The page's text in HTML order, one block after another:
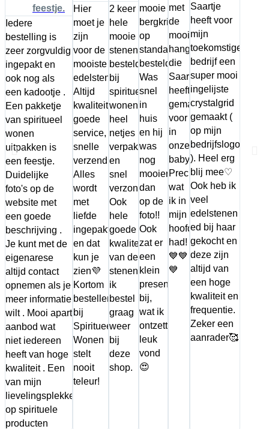
feestje.
Iedere
bestelling is
zeer zorgvuldig
ingepakt en
ook nog als
een kadootje .
Een pakketje
van spiritueel
wonen
uitpakken is
een feestje.
Duidelijke
foto's op de
website met
een goede
beschrijving .
Je kunt met de
eigenarese
altijd contact
opnemen als je
meer informatie
wilt . Mooi apart
aanbod wat
niet iedereen
heeft van hoge
kwaliteit . Een
van mijn
lievelingsplekken
op spirituele
producten
Hier
moet je
zijn
voor de
mooiste
edelstenen!
Altijd
kwaliteit,
goede
service,
snelle
verzending.
Alles
wordt
met
liefde
ingepakt
en dat
kun je
zien💜
Kortom
bestellen
bij
Spiritueel
Wonen
stelt
nooit
teleur!
2 keer
hele
mooie
stenen
besteld
bij
spiritueel
wonen,
heel
netjes
verpakt
en
snel
verzonden.
Ook
hele
goede
kwaliteit
van de
stenen,
ik
bestel
graag
weer
bij
deze
shop.
mooie
bergkristal
op
standaard
besteld.
Was
snel
in
huis
en hij
was
nog
mooier
dan
op de
foto!!
Ook
zat er
een
klein
presentje
bij,
wat ik
ontzettend
leuk
vond
😍
met
de
mooie
hanger
die
Saartje
heeft
gemaakt
voor
in
onze
babykamer!
Precies
wat
ik in
mijn
hoofd
had!
💙💙
💙
Saartje
heeft voor
mijn
toekomstige
bedrijf een
super mooi
ingelijste
crystalgrid
gemaakt (
op mijn
bedrijfslogo
). Heel erg
blij mee♡
Ook heb ik
veel
edelstenen
ed bij haar
gekocht en
deze zijn
altijd van
een hoge
kwaliteit en
frequentie.
Zeker een
aanrader🥰